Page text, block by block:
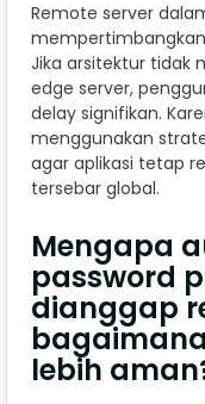
Remote server
Jika arsitektur tidak
edge server,
delay signifikan.
menggunakan
agar aplikasi tetap
tersebar global.
Mengapa
password
dianggap
lebih